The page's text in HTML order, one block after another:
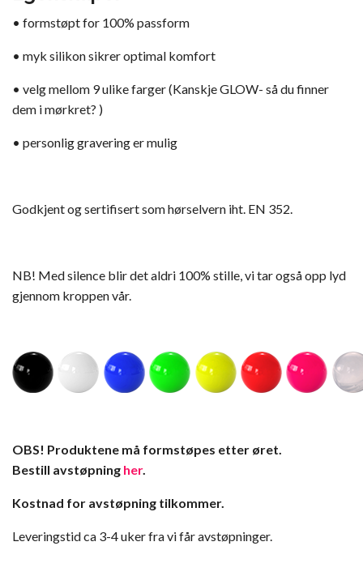
• formstøpt for 100% passform
• myk silikon sikrer optimal komfort
• velg mellom 9 ulike farger (Kanskje GLOW- så du finner
dem i mørkret? )
• personlig gravering er mulig
Godkjent og sertifisert som hørselvern iht. EN 352.
NB! Med silence blir det aldri 100% stille, vi tar også opp lyd
gjennom kroppen vår.
OBS! Produktene må formstøpes etter øret.
Bestill avstøpning her.
Kostnad for avstøpning tilkommer.
Leveringstid ca 3-4 uker fra vi får avstøpninger.